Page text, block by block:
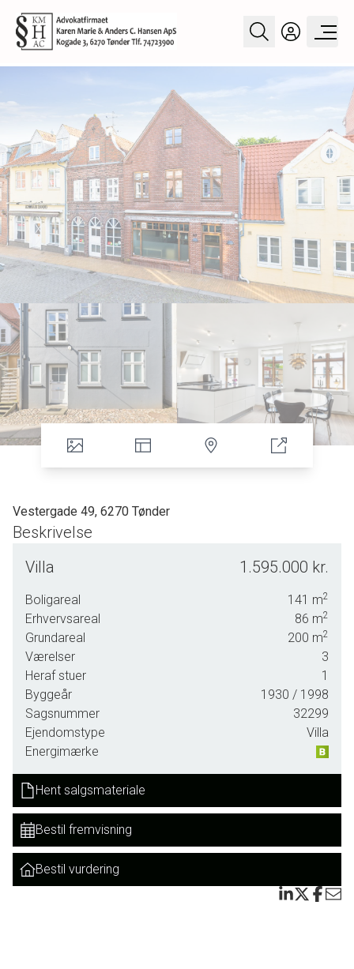
Vestergade 49, 6270 Tønder
Beskrivelse
Tønder
Velkommen til denne charmerende og velholdte ejendom
midt i Tønder - perfekt for dig, der drømmer om at
kombinere bolig og erhverv under samme tag.
Ejendommen er et flot gavlhus fra 1930 med en attraktiv
placering - nabo til gågaden og tæt på byens liv, butikker og
faciliteter.
Det fungerer på nuværende tidspunkt udelukkende som
privatbolig for sælger, så man har mulighed for selv at bo
Beboelsesdelen, som strækker sig over 1. og 2. sal,
fremstår smukt renoveret med sans for både komfort og
detaljer. Her får du en lys og indbydende bolig i flere plan,
hvor nuværende ejer selv har haft privat beboelse.
I stueplan finder du en oplagt erhvervsenhed med gode
anvendelsesmuligheder - hvad end du ønsker butik, klinik,
Villa 1.595.000 kr.
Boligareal 141 m2
Erhvervsareal 86 m2
Grundareal 200 m2
Værelser
3
Heraf stuer
1
Byggeår
1930 / 1998
Sagsnummer
32299
Ejendomstype
Villa
Energimærke
Hent salgsmateriale
Bestil fremvisning
Bestil vurdering